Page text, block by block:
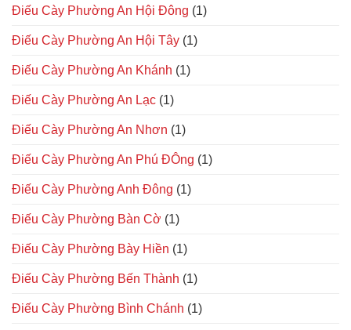
Điếu Cày Phường An Hội Đông (1)
Điếu Cày Phường An Hội Tây (1)
Điếu Cày Phường An Khánh (1)
Điếu Cày Phường An Lạc (1)
Điếu Cày Phường An Nhơn (1)
Điếu Cày Phường An Phú ĐÔng (1)
Điếu Cày Phường Anh Đông (1)
Điếu Cày Phường Bàn Cờ (1)
Điếu Cày Phường Bày Hiền (1)
Điếu Cày Phường Bến Thành (1)
Điếu Cày Phường Bình Chánh (1)